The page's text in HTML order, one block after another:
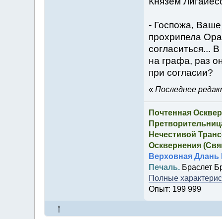
- Госпожа, Ваше
прохрипела
согласиться...
на графа, раз
при согласии?
« Последнее
Почтенная
Нечестивой
Осквернения
Верховная Длань
Печаль.Браслет
Полные
Опыт: 199 999